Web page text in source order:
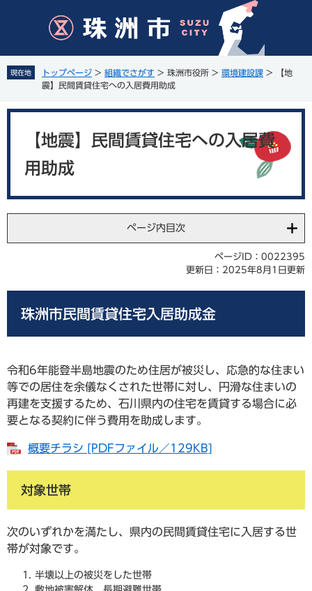
先
頭
す
を
飛
し
現在地 トップページ > 組織でさがす > 珠洲市役所 > 環境建設課 >
【地
震】民間賃貸住宅への入居費用助成
【地震】民間賃貸住宅への入居費
用助成
ページ内目次
ページID：0022395
更新日：2025年8月1日更新
珠洲市民間賃貸住宅入居助成金
令和6年能登半島地震のため住居が被災し、応急的な住まい
等での居住を余儀なくされた世帯に対し、円滑な住まいの
再建を支援するため、石川県内の住宅を賃貸する場合に必
要となる契約に伴う費用を助成します。
概要チラシ [PDFファイル／129KB]
対象世帯
次のいずれかを満たし、県内の民間賃貸住宅に入居する世
帯が対象です。
半壊以上の被災をした世帯